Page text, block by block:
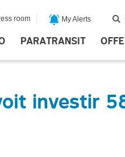
PARATRANSIT
room My Alerts
investir